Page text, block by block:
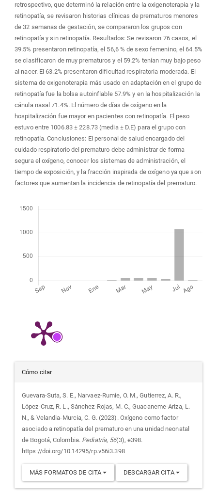
retrospectivo, que determinó la relación entre la oxigenoterapia y la
retinopatía, se revisaron historias clínicas de prematuros menores
de 32 semanas de gestación, se compararon los grupos con
retinopatía y sin retinopatía. Resultados: Se revisaron 76 casos, el
39.5% presentaron retinopatía, el 56,6 % de sexo femenino, el 64.5%
se clasificaron de muy prematuros y el 59.2% tenían muy bajo peso
al nacer. El 63.2% presentaron dificultad respiratoria moderada. El
sistema de oxigenoterapia más usado en adaptación en el grupo de
retinopatía fue la bolsa autoinflable 57.9% y en la hospitalización la
cánula nasal 71.4%. El número de días de oxígeno en la
hospitalización fue mayor en pacientes con retinopatía. El peso
estuvo entre 1006.83 ± 228.73 (media ± D.E) para el grupo con
retinopatía. Conclusiones: El personal de salud encargado del
cuidado respiratorio del prematuro debe administrar de forma
segura el oxígeno, conocer los sistemas de administración, el
tiempo de exposición, y la fracción inspirada de oxígeno ya que son
factores que aumentan la incidencia de retinopatía del prematuro.
Detalles
del
artículo
Cómo citar
Guevara-Suta, S. E., Narvaez-Rumie, O. M., Gutierrez, A. R.,
López-Cruz, R. L., Sánchez-Rojas, M. C., Guacaneme-Ariza, L.
N., & Velandia-Murcia, C. G. (2023). Oxígeno como factor
asociado a retinopatía del prematuro en una unidad neonatal
de Bogotá, Colombia. Pediatría, 56(3), e398.
https://doi.org/10.14295/rp.v56i3.398
MÁS FORMATOS DE CITA DESCARGAR CITA